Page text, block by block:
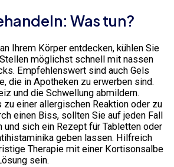
Was tun?
Ihrem Körper entdecken, kühlen Sie
möglichst schnell mit nassen
Empfehlenswert sind auch Gels
die in Apotheken zu erwerben sind.
und die Schwellung abmildern.
einer allergischen Reaktion oder zu
einen Biss, sollten Sie auf jeden Fall
und sich ein Rezept für Tabletten oder
geben lassen. Hilfreich
Therapie mit einer Kortisonsalbe
sein.